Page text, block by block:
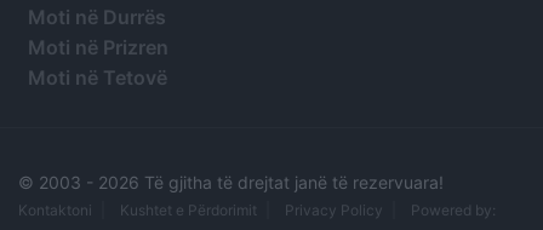
Moti në Durrës
Moti në Prizren
Moti në Tetovë
© 2003 - 2026 Të gjitha të drejtat janë të rezervuara!
Kontaktoni Kushtet e Përdorimit Privacy Policy
Powered by: